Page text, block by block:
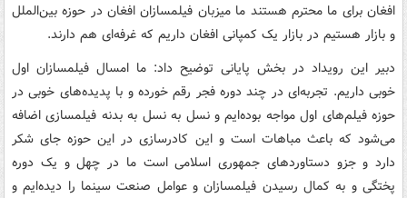
افغان برای ما محترم هستند ما میزبان فیلمسازان افغان در حوزه بین‌الملل
و بازار هستیم در بازار یک کمپانی افغان داریم که غرفه‌ای هم دارند.
دبیر این رویداد در بخش پایانی توضیح داد: ما امسال فیلمسازان اول
خوبی داریم. تجربه‌ای در چند دوره فجر رقم خورده و با پدیده‌های خوبی در
حوزه فیلم‌های اول مواجه بوده‌ایم و نسل به نسل به بدنه فیلمسازی اضافه
می‌شود که باعث مباهات است و این کادرسازی در این حوزه جای شکر
دارد و جزو دستاوردهای جمهوری اسلامی است ما در چهل و یک دوره
پختگی و به کمال رسیدن فیلمسازان و عوامل صنعت سینما را دیده‌ایم و